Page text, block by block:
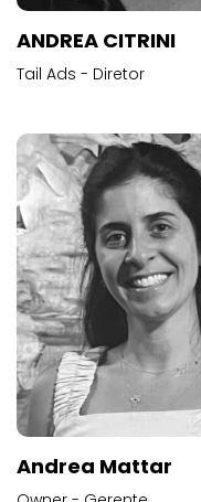
ANDREA CITRINI
Tail Ads - Diretor
Andrea Mattar